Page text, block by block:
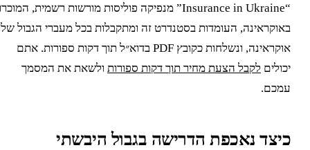
“Insurance in Ukraine” מנפיקה פוליסות מורשות רשמית, המוכרות
העומדות בסטנדרט זה ומתקבלות בכל מעברי הגבול של
אוקראינה, ונשלחות כקובץ PDF בדוא״ל תוך דקות ספורות. אתם
לקבל הצעת מחיר תוך דקות ספורותולשאת את המסמך
נאכפת הדרישה בגבול היבשתי